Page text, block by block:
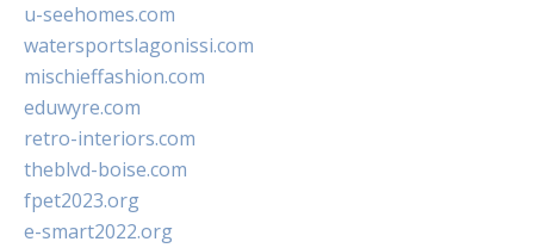
u-seehomes.com
watersportslagonissi.com
mischieffashion.com
eduwyre.com
retro-interiors.com
theblvd-boise.com
fpet2023.org
e-smart2022.org